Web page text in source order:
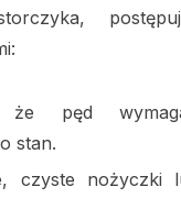
że pęd
stan.
czyste nożyczki